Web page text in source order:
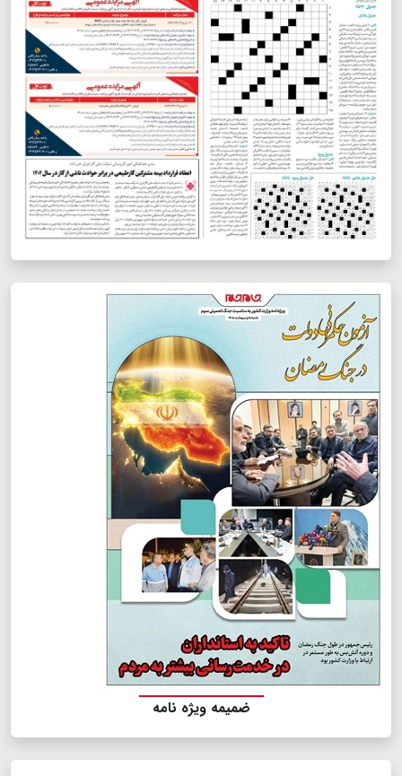
ضمیمه ویژه نامه